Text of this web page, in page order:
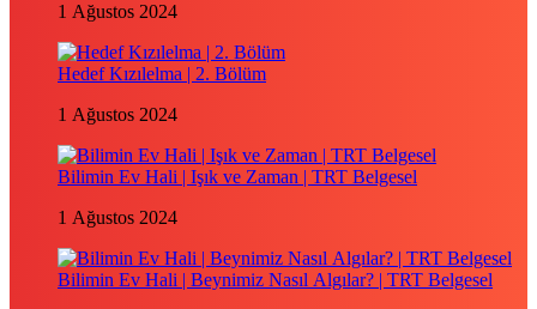
1 Ağustos 2024
Hedef Kızılelma | 2. Bölüm
1 Ağustos 2024
Bilimin Ev Hali | Işık ve Zaman | TRT Belgesel
1 Ağustos 2024
Bilimin Ev Hali | Beynimiz Nasıl Algılar? | TRT Belgesel